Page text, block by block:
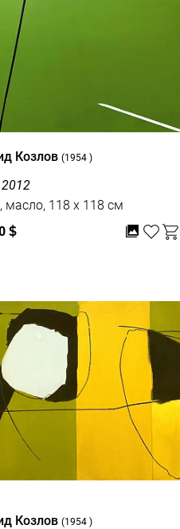
Козлов(1954 )
масло, 118 x 118 см
$
Козлов(1954 )